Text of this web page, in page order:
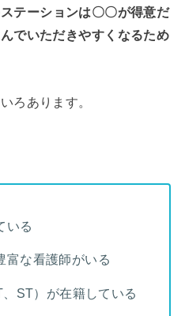
ステーションは〇〇が得意だ
でいただきやすくなるため
ろあります。
いる
富な看護師がいる
ST）が在籍している